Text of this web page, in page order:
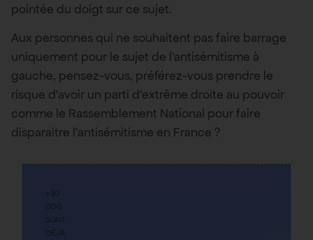
pointée du doigt sur ce sujet.
Aux personnes qui ne souhaitent pas faire barrage
uniquement pour le sujet de l’antisémitisme à
gauche, pensez-vous, préférez-vous prendre le
risque d’avoir un parti d’extrême droite au pouvoir
comme le Rassemblement National pour faire
disparaitre l’antisémitisme en France ?
+30
000
SONT
DÉJÀ